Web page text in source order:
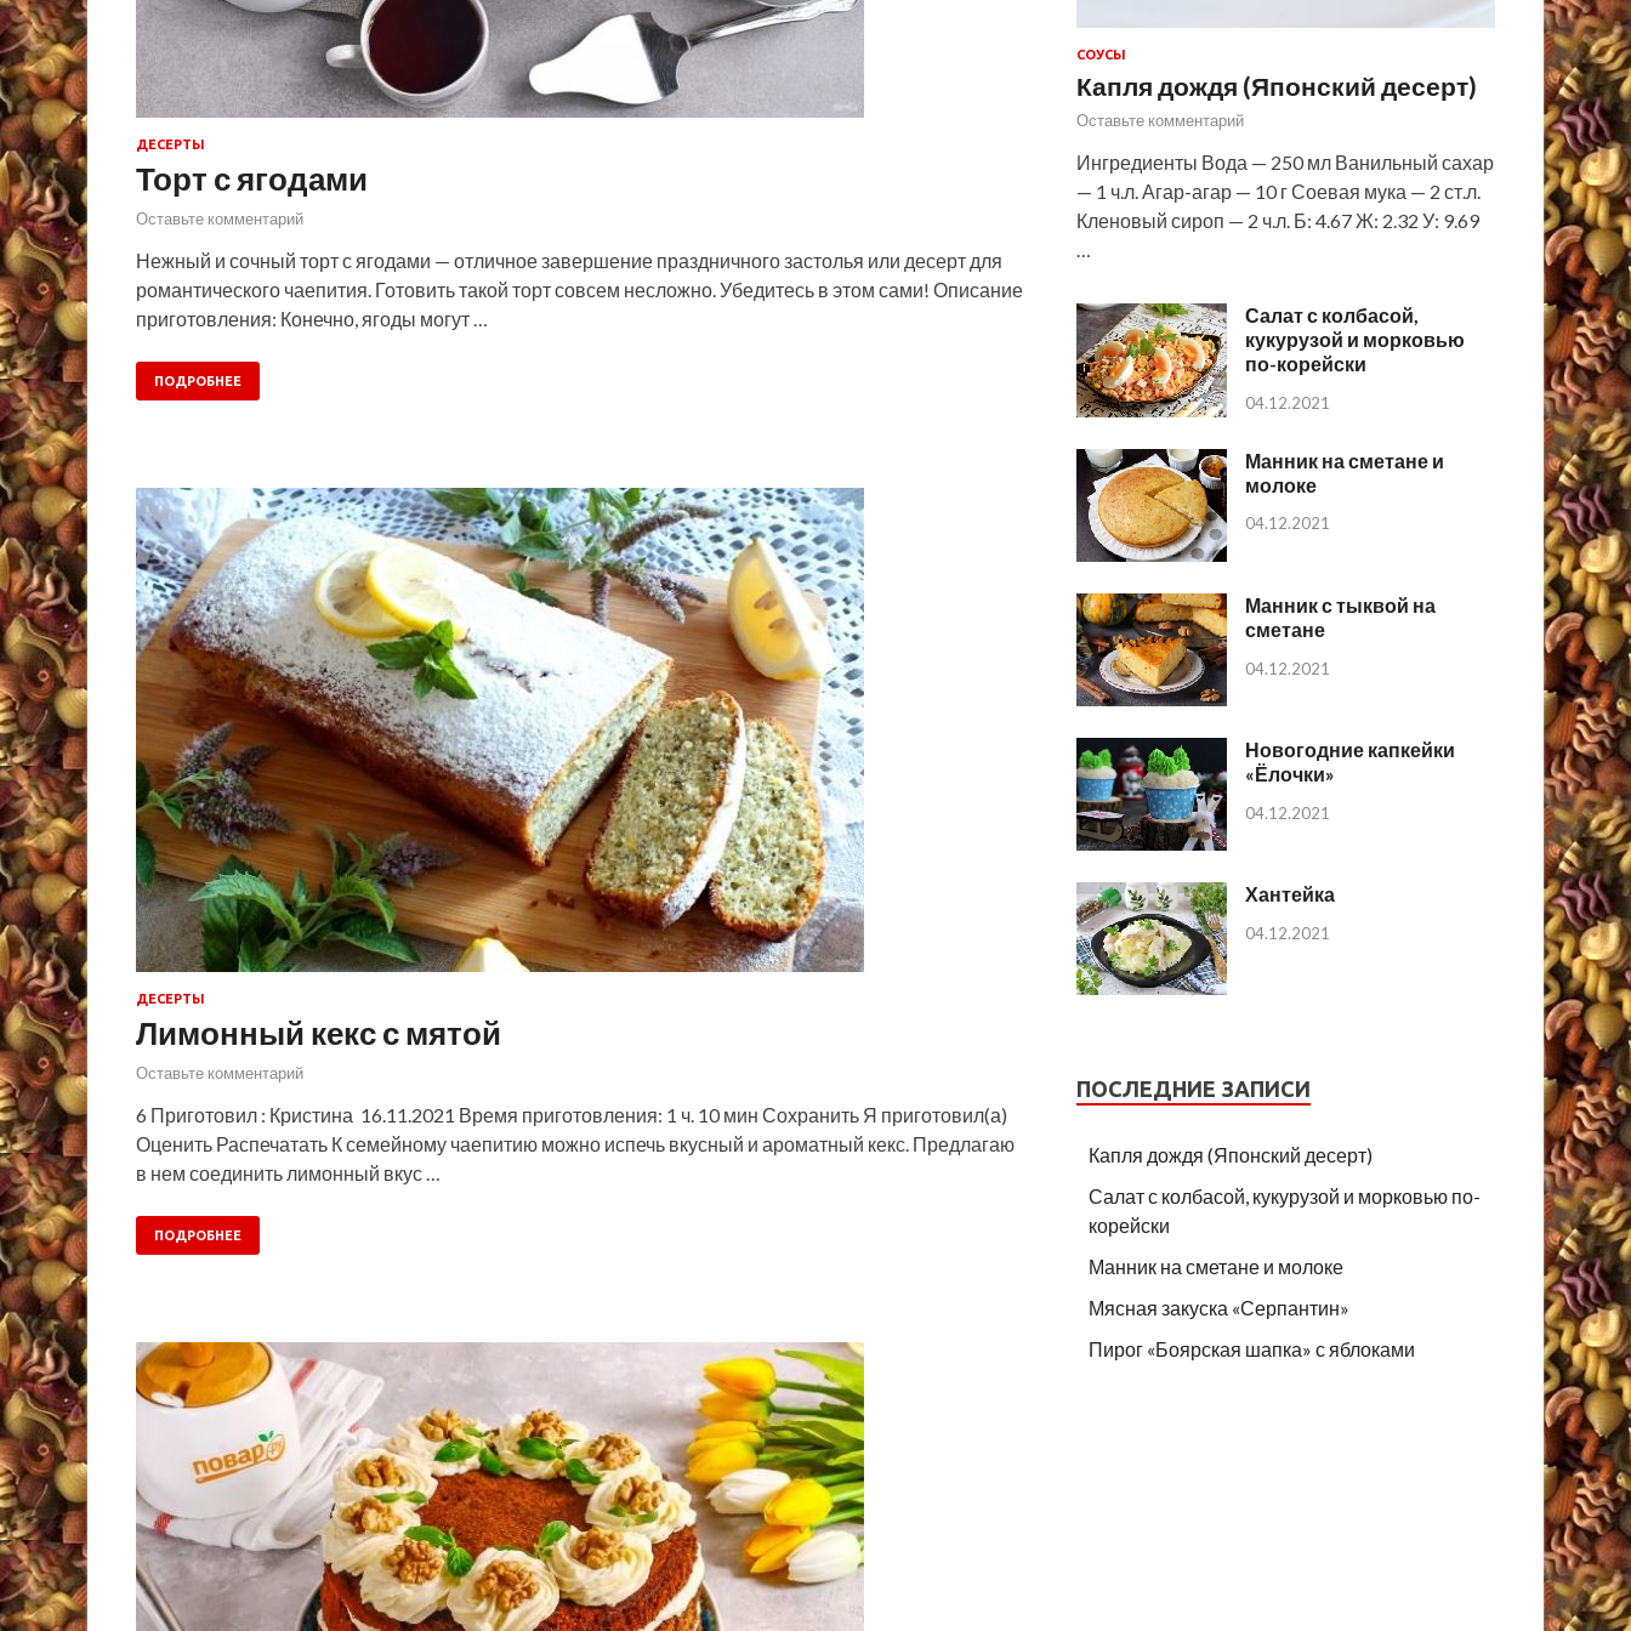
ДЕСЕРТЫ
Торт с ягодами
Оставьте комментарий
Нежный и сочный торт с ягодами — отличное завершение праздничного застолья или десерт для
романтического чаепития. Готовить такой торт совсем несложно. Убедитесь в этом сами! Описание
приготовления: Конечно, ягоды могут …
ПОДРОБНЕЕ
ДЕСЕРТЫ
Лимонный кекс с мятой
Оставьте комментарий
6 Приготовил : Кристина 16.11.2021 Время приготовления: 1 ч. 10 мин Сохранить Я приготовил(а)
Оценить Распечатать К семейному чаепитию можно испечь вкусный и ароматный кекс. Предлагаю
в нем соединить лимонный вкус …
ПОДРОБНЕЕ
СОУСЫ
Капля дождя (Японский десерт)
Оставьте комментарий
Ингредиенты Вода — 250 мл Ванильный сахар
— 1 ч.л. Агар-агар — 10 г Соевая мука — 2 ст.л.
Кленовый сироп — 2 ч.л. Б: 4.67 Ж: 2.32 У: 9.69
…
Салат с колбасой,
кукурузой и морковью
по-корейски
04.12.2021
Манник на сметане и
молоке
04.12.2021
Манник с тыквой на
сметане
04.12.2021
Новогодние капкейки
«Ёлочки»
04.12.2021
Хантейка
04.12.2021
ПОСЛЕДНИЕ ЗАПИСИ
Капля дождя (Японский десерт)
Салат с колбасой, кукурузой и морковью по-
корейски
Манник на сметане и молоке
Мясная закуска «Серпантин»
Пирог «Боярская шапка» с яблоками